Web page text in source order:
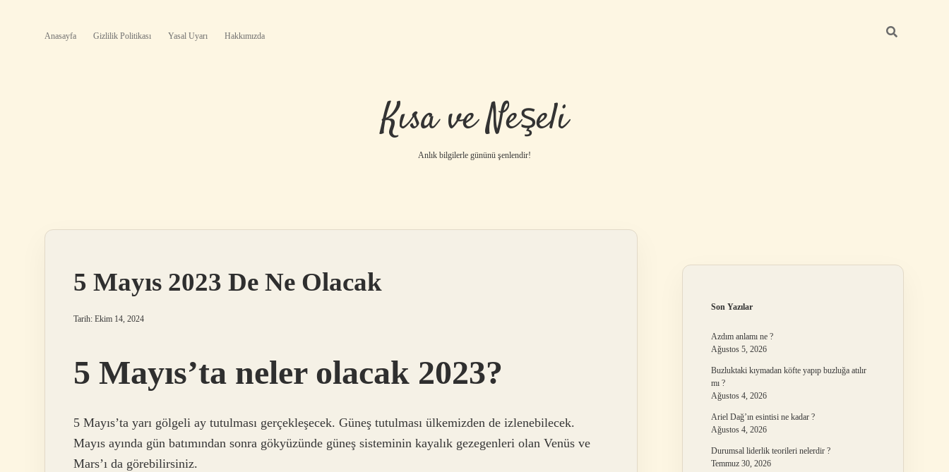
Anasayfa Gizlilik Politikası Yasal Uyarı Hakkımızda
Kısa ve Neşeli
Anlık bilgilerle gününü şenlendir!
5 Mayıs 2023 De Ne Olacak
Tarih: Ekim 14, 2024
5 Mayıs’ta neler olacak 2023?
5 Mayıs’ta yarı gölgeli ay tutulması gerçekleşecek. Güneş tutulması ülkemizden de izlenebilecek.
Mayıs ayında gün batımından sonra gökyüzünde güneş sisteminin kayalık gezegenleri olan Venüs ve
Mars’ı da görebilirsiniz.
Son Yazılar
Azdım anlamı ne ?
Ağustos 5, 2026
Buzluktaki kıymadan köfte yapıp buzluğa atılır
mı ?
Ağustos 4, 2026
Ariel Dağ’ın esintisi ne kadar ?
Ağustos 4, 2026
Durumsal liderlik teorileri nelerdir ?
Temmuz 30, 2026